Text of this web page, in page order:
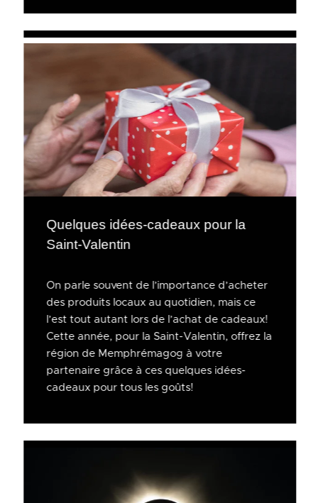
Quelques idées-cadeaux pour la
Saint-Valentin
On parle souvent de l’importance d’acheter
des produits locaux au quotidien, mais ce
l’est tout autant lors de l’achat de cadeaux!
Cette année, pour la Saint-Valentin, offrez la
région de Memphrémagog à votre
partenaire grâce à ces quelques idées-
cadeaux pour tous les goûts!